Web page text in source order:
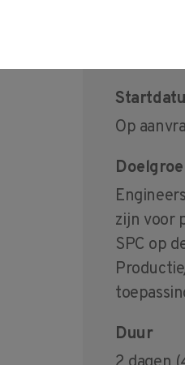
Op
zijn voor
SPC op
Duur